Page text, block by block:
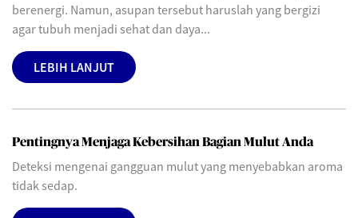
berenergi. Namun, asupan tersebut haruslah yang bergizi
agar tubuh menjadi sehat dan daya...
LEBIH LANJUT
Pentingnya Menjaga Kebersihan Bagian Mulut Anda
Deteksi mengenai gangguan mulut yang menyebabkan aroma
tidak sedap.